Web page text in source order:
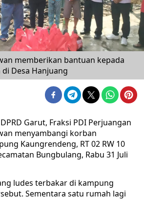
memberikan bantuan kepada
Desa Hanjuang
Garut, Fraksi PDI Perjuangan
menyambangi korban
Kaungrendeng, RT 02 RW 10
Bungbulang, Rabu 31 Juli
ludes terbakar di kampung
Sementara satu rumah lagi